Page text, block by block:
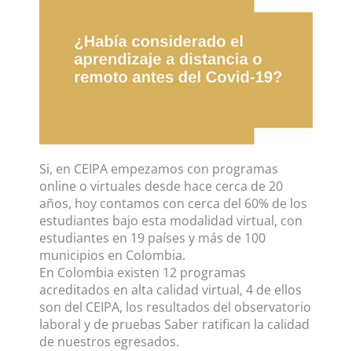
Si, en CEIPA empezamos con programas
online o virtuales desde hace cerca de 20
años, hoy contamos con cerca del 60% de los
estudiantes bajo esta modalidad virtual, con
estudiantes en 19 países y más de 100
municipios en Colombia.
En Colombia existen 12 programas
acreditados en alta calidad virtual, 4 de ellos
son del CEIPA, los resultados del observatorio
laboral y de pruebas Saber ratifican la calidad
de nuestros egresados.